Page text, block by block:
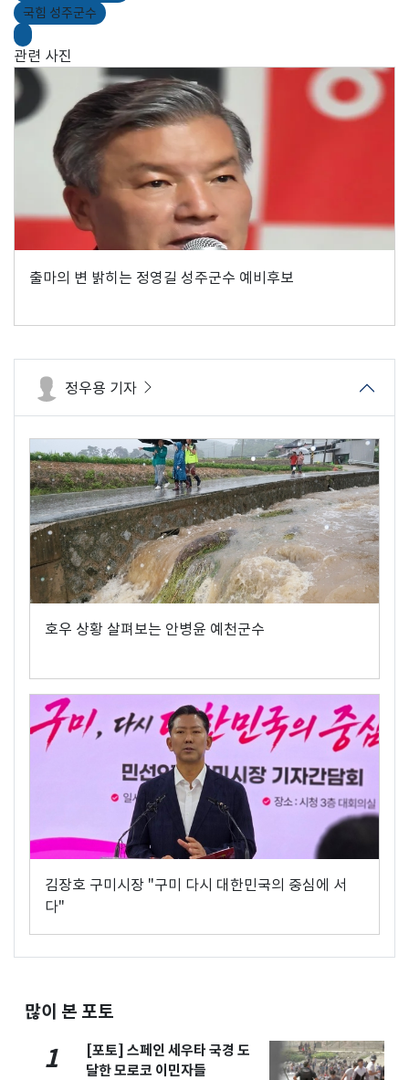
국힘 성주군수
관련 사진
출마의 변 밝히는 정영길 성주군수 예비후보
정우용 기자
호우 상황 살펴보는 안병윤 예천군수
김장호 구미시장 "구미 다시 대한민국의 중심에 서
다"
많이 본 포토
1
[포토] 스페인 세우타 국경 도
달한 모로코 이민자들